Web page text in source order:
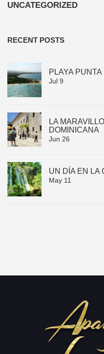
UNCATEGORIZED
RECENT POSTS
PLAYA PUNTA
Jul 9
LA
DOMINICANA
Jun 26
UN DÍA EN LA
May 11